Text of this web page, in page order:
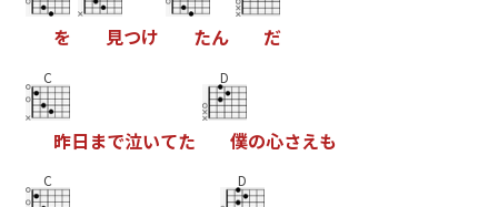
を 見つけ たん だ
C
昨日 まで泣いてた
D
僕の心さえも
C D